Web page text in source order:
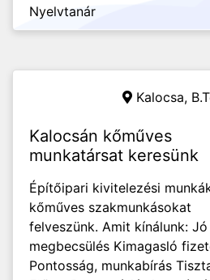
Nyelvtanár
Kalocsa,
Kalocsán kőműves
munkatársat keresünk
Építőipari kivitelezési
kőműves szakmunkásokat
felveszünk. Amit kínálunk:
megbecsülés Kimagasló
Pontosság, munkabírás